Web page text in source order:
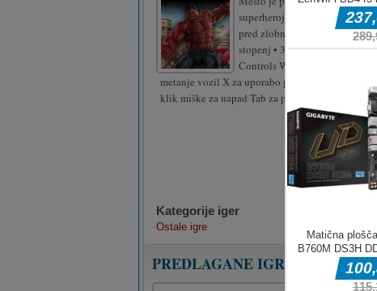
superherojsko moč, da zaščitite
pred zlobnimi pošasti.
stopenj • 3 znakovne kože
Controls WASD za premikanje E
metanje vozil X za uporabo posebnega napada
klik miške za napad Tab za preklop menija za
Kategorije iger
Ostale igre
PREDLAGANE IGRE